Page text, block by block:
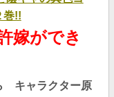
巻!!
嫁ができ
キャラクター原